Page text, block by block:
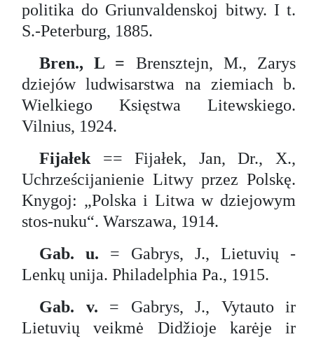
politika do Griunvaldenskoj bitwy. I t.
S.-Peterburg, 1885.
Bren., L = Brensztejn, M., Zarys
dziejów ludwisarstwa na ziemiach b.
Wielkiego Księstwa Litewskiego.
Vilnius, 1924.
Fijałek == Fijałek, Jan, Dr., X.,
Uchrześcijanienie Litwy przez Polskę.
Knygoj: „Polska i Litwa w dziejowym
stos-nuku“. Warszawa, 1914.
Gab. u. = Gabrys, J., Lietuvių -
Lenkų unija. Philadelphia Pa., 1915.
Gab. v. = Gabrys, J.,
Vytauto ir
Lietuvių veikmė Didžioje karėje ir